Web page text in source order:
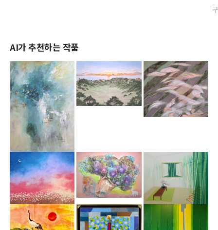
AI가 추천하는 작품